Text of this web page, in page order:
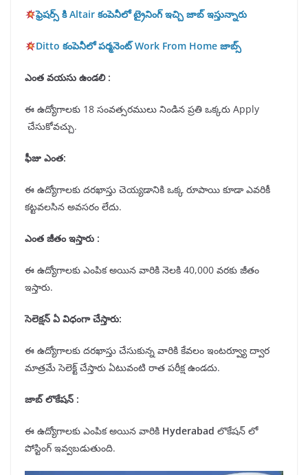
ఫ్రెషర్స్ కి Altair కంపెనీలో ట్రైనింగ్ ఇచ్చి జాబ్ ఇస్తున్నారు
Ditto కంపెనీలో పర్మనెంట్ Work From Home జాబ్స్
ఎంత వయసు ఉండలి :
ఈ ఉద్యోగాలకు 18 సంవత్సరములు నిండిన ప్రతి ఒక్కరు Apply
చేసుకోవచ్చు.
ఫీజు ఎంత:
ఈ ఉద్యోగాలకు దరఖాస్తు చెయ్యడానికి ఒక్క రూపాయి కూడా ఎవరికీ
కట్టవలసిన అవసరం లేదు.
ఎంత జీతం ఇస్తారు :
ఈ ఉద్యోగాలకు ఎంపిక అయిన వారికి నెలకి 40,000 వరకు జీతం
ఇస్తారు.
సెలెక్షన్ ఏ విధంగా చేస్తారు:
ఈ ఉద్యోగాలకు దరఖాస్తు చేసుకున్న వారికి కేవలం ఇంటర్వ్యూ ద్వార
మాత్రమే సెలెక్ట్ చేస్తారు ఏటువంటి రాత పరీక్ష ఉండదు.
జాబ్ లొకేషన్ :
ఈ ఉద్యోగాలకు ఎంపిక అయిన వారికి Hyderabad లొకేషన్ లో
పోస్టింగ్ ఇవ్వబడుతుంది.